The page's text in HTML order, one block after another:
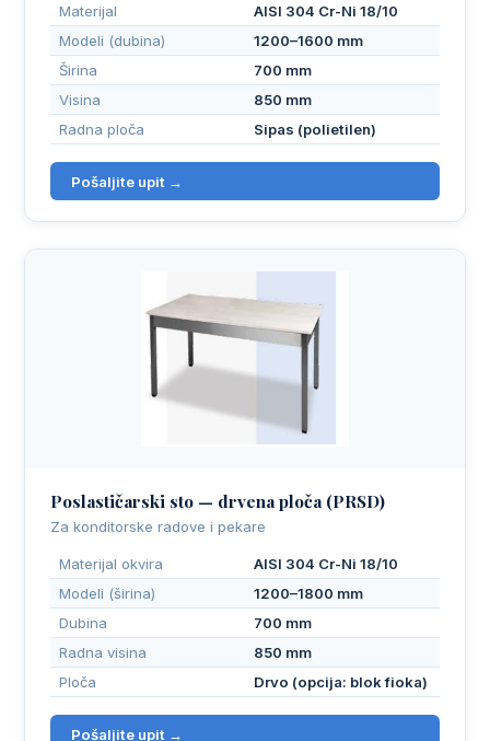
Materijal
AISI 304 Cr-Ni 18/10
Modeli (dubina)
1200–1600 mm
Širina
700 mm
Visina
850 mm
Radna ploča
Sipas (polietilen)
Pošaljite upit →
Poslastičarski sto — drvena ploča (PRSD)
Za konditorske radove i pekare
Materijal okvira
AISI 304 Cr-Ni 18/10
Modeli (širina)
1200–1800 mm
Dubina
700 mm
Radna visina
850 mm
Ploča
Drvo (opcija: blok fioka)
Pošaljite upit →